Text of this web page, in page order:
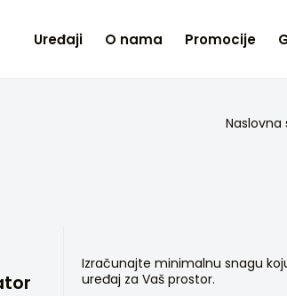
Uređaji O nama Promocije
Naslovna
Izračunajte minimalnu snagu
uređaj za Vaš prostor.